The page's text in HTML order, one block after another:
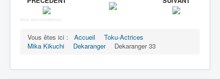
More Joomla Extensions
Vous êtes ici : Accueil
Toku-Actrices
Mika Kikuchi
Dekaranger Dekaranger 33